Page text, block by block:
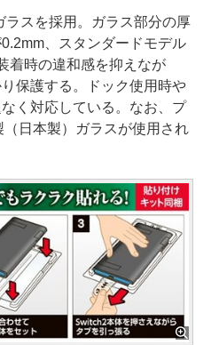
スを採用。ガラス部分の厚
、スタンダードモデル
着時の違和感を抑えなが
保護する。ドック使用時や
く対応している。なお、プ
日本製）ガラスが使用され